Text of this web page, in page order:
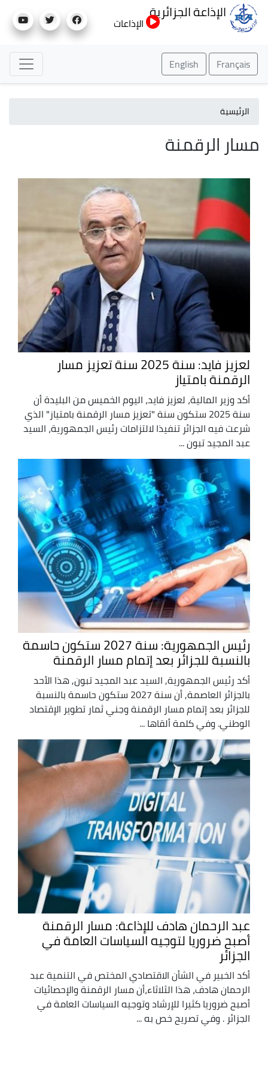
إلى
الإذاعة الجزائرية
الإذاعات
Français
English
الرئيسية
مسار الرقمنة
لعزيز فايد: سنة 2025 سنة تعزيز مسار
الرقمنة بامتياز
أكد وزير المالية، لعزيز فايد، اليوم الخميس من البليدة أن
سنة 2025 ستكون سنة "تعزيز مسار الرقمنة بامتياز" الذي
شرعت فيه الجزائر تنفيذا لالتزامات رئيس الجمهورية، السيد
عبد المجيد تبون ...
رئيس الجمهورية: سنة 2027 ستكون حاسمة
بالنسبة للجزائر بعد إتمام مسار الرقمنة
أكد رئيس الجمهورية, السيد عبد المجيد تبون, هذا الأحد
بالجزائر العاصمة, أن سنة 2027 ستكون حاسمة بالنسبة
للجزائر بعد إتمام مسار الرقمنة وجني ثمار تطوير الإقتصاد
الوطني. وفي كلمة ألقاها ...
عبد الرحمان هادف للإذاعة: مسار الرقمنة
أصبح ضروريا لتوجيه السياسات العامة في
الجزائر
أكد الخبير في الشأن الاقتصادي المختص في التنمية عبد
الرحمان هادف، هذا الثلاثاء،أن مسار الرقمنة والإحصائيات
أصبح ضروريا كثيرا للإرشاد وتوجيه السياسات العامة في
الجزائر . وفي تصريح خص به ...